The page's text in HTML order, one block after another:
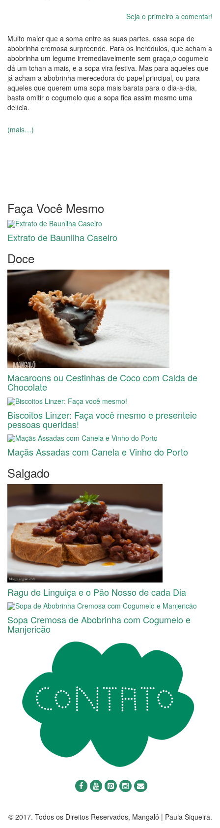
Seja o primeiro a comentar!
Muito maior que a soma entre as suas partes, essa sopa de
abobrinha cremosa surpreende. Para os incrédulos, que acham a
abobrinha um legume irremediavelmente sem graça,o cogumelo
dá um tchan a mais, e a sopa vira festiva. Mas para aqueles que
já acham a abobrinha merecedora do papel principal, ou para
aqueles que querem uma sopa mais barata para o dia-a-dia,
basta omitir o cogumelo que a sopa fica assim mesmo uma
delícia.
(mais…)
Faça Você Mesmo
Extrato de Baunilha Caseiro
Doce
Macaroons ou Cestinhas de Coco com Calda de
Chocolate
Biscoitos Linzer: Faça você mesmo e presenteie
pessoas queridas!
Maçãs Assadas com Canela e Vinho do Porto
Salgado
Ragu de Linguiça e o Pão Nosso de cada Dia
Sopa Cremosa de Abobrinha com Cogumelo e
Manjericão
© 2017. Todos os Direitos Reservados, Mangalô | Paula Siqueira.